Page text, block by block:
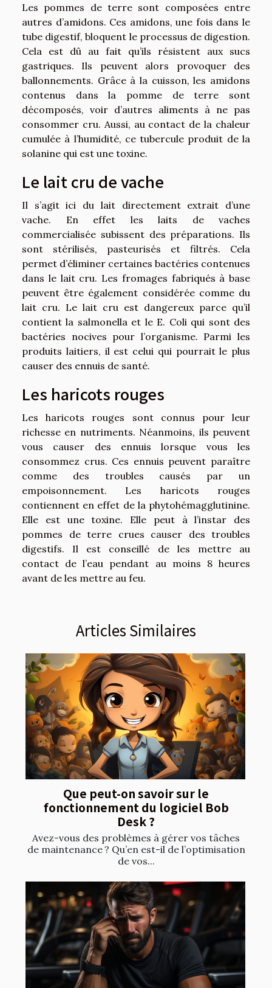
Les pommes de terre sont composées entre
autres d’amidons. Ces amidons, une fois dans le
tube digestif, bloquent le processus de digestion.
Cela est dû au fait qu’ils résistent aux sucs
gastriques. Ils peuvent alors provoquer des
ballonnements. Grâce à la cuisson, les amidons
contenus dans la pomme de terre sont
décomposés, voir d’autres aliments à ne pas
consommer cru. Aussi, au contact de la chaleur
cumulée à l’humidité, ce tubercule produit de la
solanine qui est une toxine.
Le lait cru de vache
Il s’agit ici du lait directement extrait d’une
vache. En effet les laits de vaches
commercialisée subissent des préparations. Ils
sont stérilisés, pasteurisés et filtrés. Cela
permet d’éliminer certaines bactéries contenues
dans le lait cru. Les fromages fabriqués à base
peuvent être également considérée comme du
lait cru. Le lait cru est dangereux parce qu’il
contient la salmonella et le E. Coli qui sont des
bactéries nocives pour l’organisme. Parmi les
produits laitiers, il est celui qui pourrait le plus
causer des ennuis de santé.
Les haricots rouges
Les haricots rouges sont connus pour leur
richesse en nutriments. Néanmoins, ils peuvent
vous causer des ennuis lorsque vous les
consommez crus. Ces ennuis peuvent paraître
comme des troubles causés par un
empoisonnement. Les haricots rouges
contiennent en effet de la phytohémagglutinine.
Elle est une toxine. Elle peut à l’instar des
pommes de terre crues causer des troubles
digestifs. Il est conseillé de les mettre au
contact de l’eau pendant au moins 8 heures
avant de les mettre au feu.
Articles Similaires
Que peut-on savoir sur le
fonctionnement du logiciel Bob
Desk ?
Avez-vous des problèmes à gérer vos tâches
de maintenance ? Qu’en est-il de l’optimisation
de vos...